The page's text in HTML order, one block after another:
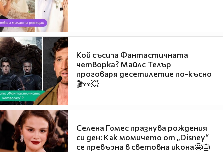
Кой съсипа Фантастичната
четворка? Майлс Телър
проговаря десетилетие по-късно
🎬👀💥
Селена Гомес празнува рождения
си ден: Как момичето от „Disney“
се превърна в световна икона🤩🎂